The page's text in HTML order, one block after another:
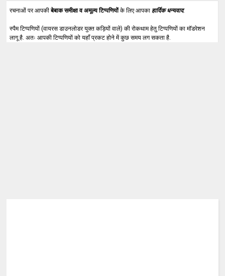
रचनाओं पर आपकीबेबाक समीक्षा व अमूल्य टिप्पणियोंके लिए आपका हार्दिक धन्यवाद.
स्पैम टिप्पणियों (वायरस डाउनलोडर युक्त कड़ियों वाले) की रोकथाम हेतु टिप्पणियों का मॉडरेशन
लागू है. अतः आपकी टिप्पणियों को यहाँ प्रकट होने में कुछ समय लग सकता है.